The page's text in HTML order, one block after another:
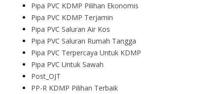
Pipa PVC KDMP Pilihan Ekonomis
Pipa PVC KDMP Terjamin
Pipa PVC Saluran Air Kos
Pipa PVC Saluran Rumah Tangga
Pipa PVC Terpercaya Untuk KDMP
Pipa PVC Untuk Sawah
Post_OJT
PP-R KDMP Pilihan Terbaik